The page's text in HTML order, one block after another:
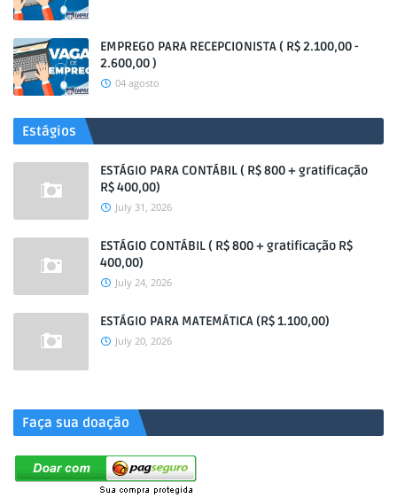
EMPREGO PARA RECEPCIONISTA ( R$ 2.100,00 -
2.600,00 )
04 agosto
Estágios
ESTÁGIO PARA CONTÁBIL ( R$ 800 + gratificação
R$ 400,00)
July 31, 2026
ESTÁGIO CONTÁBIL ( R$ 800 + gratificação R$
400,00)
July 24, 2026
ESTÁGIO PARA MATEMÁTICA (R$ 1.100,00)
July 20, 2026
Faça sua doação